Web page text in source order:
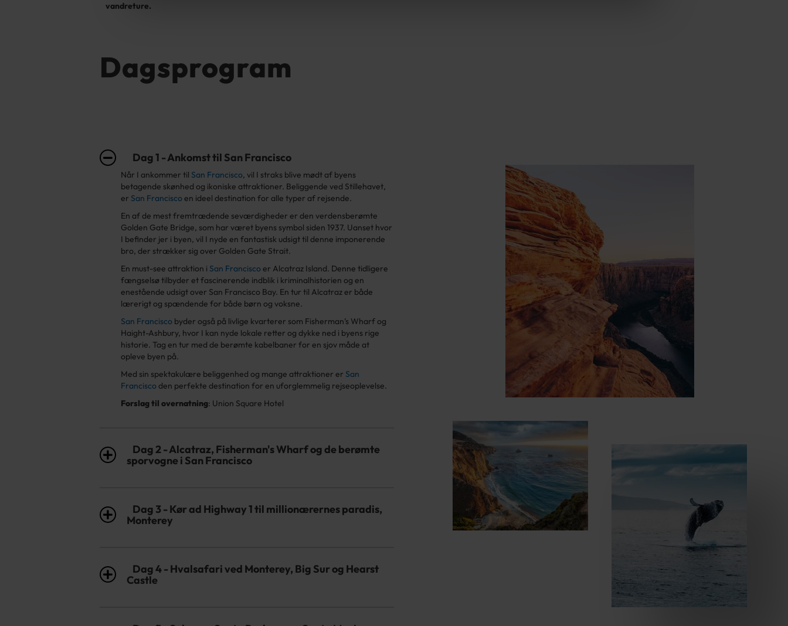
vandreture.
Dagsprogram
Dag 1 - Ankomst til San Francisco
Når I ankommer til San Francisco, vil I straks blive mødt af byens
betagende skønhed og ikoniske attraktioner. Beliggende ved Stillehavet,
er San Franciscoen ideel destination for alle typer af rejsende.
En af de mest fremtrædende seværdigheder er den verdensberømte
Golden Gate Bridge, som har været byens symbol siden 1937. Uanset hvor
I befinder jer i byen, vil I nyde en fantastisk udsigt til denne imponerende
bro, der strækker sig over Golden Gate Strait.
En must-see attraktion i San Franciscoer Alcatraz Island. Denne tidligere
fængselsø tilbyder et fascinerende indblik i kriminalhistorien og en
enestående udsigt over San Francisco Bay. En tur til Alcatraz er både
lærerigt og spændende for både børn og voksne.
San Francisco byder også på livlige kvarterer som Fisherman’s Wharf og
Haight-Ashbury, hvor I kan nyde lokale retter og dykke ned i byens rige
historie. Tag en tur med de berømte kabelbaner for en sjov måde at
opleve byen på.
Med sin spektakulære beliggenhed og mange attraktioner er San
Franciscoden perfekte destination for en uforglemmelig rejseoplevelse.
Forslag til overnatning: Union Square Hotel
Dag 2 - Alcatraz, Fisherman's Wharf og de berømte
sporvogne i San Francisco
Dag 3 - Kør ad Highway 1 til millionærernes paradis,
Monterey
Dag 4 - Hvalsafari ved Monterey, Big Sur og Hearst
Castle